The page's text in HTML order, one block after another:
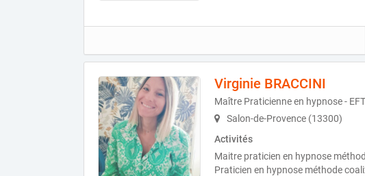
Virginie BRACCINI
Maître Praticienne en hypnose -
Salon-de-Provence (13300)
Activités
Maitre praticien en hypnose
Praticien en hypnose méthode